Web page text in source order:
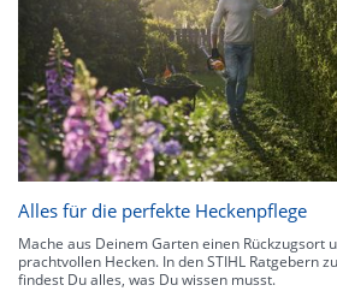
Alles für die perfekte Heckenpflege
Mache aus Deinem Garten einen Rückzugsort
prachtvollen Hecken. In den STIHL Ratgebern
findest Du alles, was Du wissen musst.